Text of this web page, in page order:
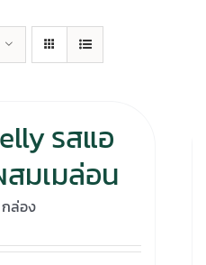
รสแอ
มเมล่อน
ล่อง